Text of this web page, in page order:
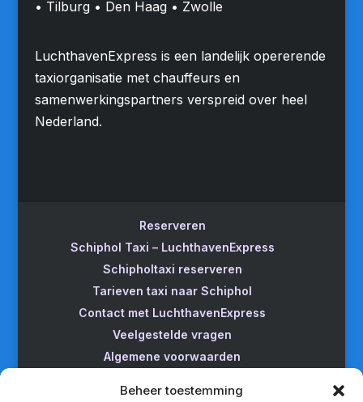
Beheer toestemming
• Tilburg • Den Haag • Zwolle
LuchthavenExpress is een landelijk opererende
taxiorganisatie met chauffeurs en
samenwerkingspartners verspreid over heel
Nederland.
Reserveren
Schiphol Taxi – LuchthavenExpress
Schipholtaxi reserveren
Tarieven taxi naar Schiphol
Contact met LuchthavenExpress
Veelgestelde vragen
Algemene voorwaarden